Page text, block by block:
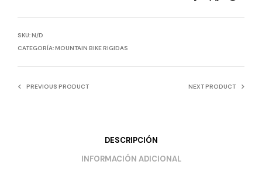
SKU:N/D
CATEGORÍA:MOUNTAIN BIKE RIGIDAS
PREVIOUS PRODUCT NEXT PRODUCT
DESCRIPCIÓN
INFORMACIÓN ADICIONAL